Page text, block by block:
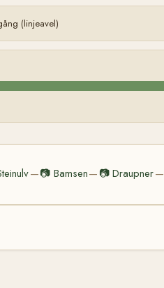
(linjeavel)
—📷 Bamsen— 📷Draupner—